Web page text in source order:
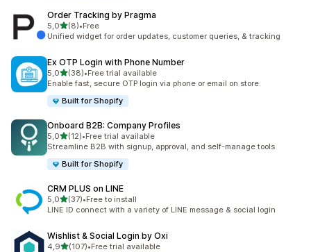
Order Tracking by Pragma
5,0/ 5 tähteä
(8)
8 arvostelua yhteensä
•Free
Unified widget for order updates, customer queries, & tracking
Ex OTP Login with Phone Number
5,0/ 5 tähteä
(38)
38 arvostelua yhteensä
•Free trial available
Enable fast, secure OTP login via phone or email on store.
Built for Shopify
Onboard B2B: Company Profiles
5,0/ 5 tähteä
(12)
12 arvostelua yhteensä
•Free trial available
Streamline B2B with signup, approval, and self-manage tools
Built for Shopify
CRM PLUS on LINE
5,0/ 5 tähteä
(37)
37 arvostelua yhteensä
•Free to install
LINE ID connect with a variety of LINE message & social login
Wishlist & Social Login by Oxi
4,9/ 5 tähteä
(107)•Free trial available